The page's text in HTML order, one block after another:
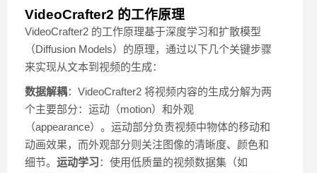
VideoCrafter2 的工作原理
VideoCrafter2 的工作原理基于深度学习和扩散模型
（Diffusion Models）的原理，通过以下几个关键步骤
来实现从文本到视频的生成：
数据解耦：VideoCrafter2 将视频内容的生成分解为两
个主要部分：运动（motion）和外观
（appearance）。运动部分负责视频中物体的移动和
动画效果，而外观部分则关注图像的清晰度、颜色和
细节。 运动学习：使用低质量的视频数据集（如